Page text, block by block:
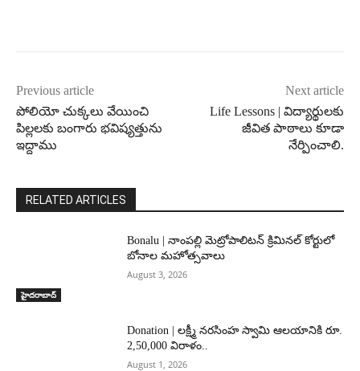
Previous article
పోలియో చుక్కలు వేయించి
పిల్లలకు బంగారు భవిష్యత్తును
ఇద్దాము
Next article
Life Lessons | విద్యార్థులకు
జీవిత పాఠాలు కూడా
నేర్పించాలి.
RELATED ARTICLES
హైదరాబాద్‌
Bonalu | నాంపల్లి మెట్రోపాలిటన్ క్రిమినల్ కోర్టులో
బోనాల మహోత్సవాలు
August 3, 2026
Donation | లక్ష్మీ నరసింహ స్వామి ఆలయానికి రూ.
2,50,000 విరాళం..
August 1, 2026